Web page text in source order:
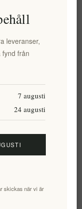
leveranser,
fynd från
7 augusti
24 augusti
skickas när vi är